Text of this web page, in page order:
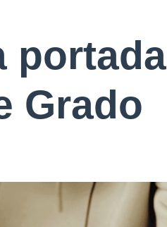
portada
Grado